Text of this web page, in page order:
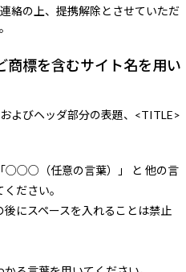
絡の上、提携解除とさせていただ
商標を含むサイト名を用い
よびヘッダ部分の表題、<TITLE>
○○○（任意の言葉）」 と 他の言
ださい。
後にスペースを入れることは禁止